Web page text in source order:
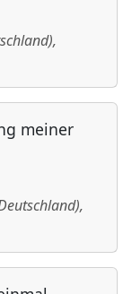
),
meiner
),